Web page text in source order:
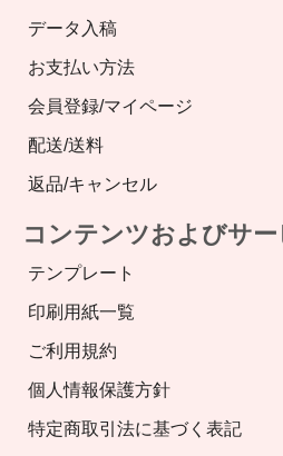
データ入稿
お支払い方法
会員登録/マイページ
配送/送料
返品/キャンセル
コンテンツおよびサー
テンプレート
印刷用紙一覧
ご利用規約
個人情報保護方針
特定商取引法に基づく表記